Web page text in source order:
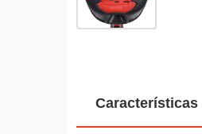
Características